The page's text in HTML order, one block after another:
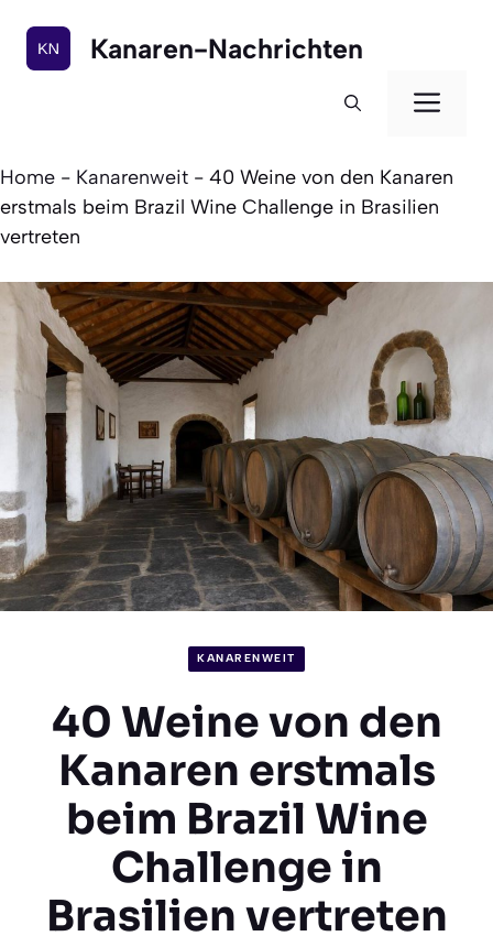
Inhalt
springen
Kanaren-Nachrichten
Home - Kanarenweit - 40 Weine von den Kanaren
erstmals beim Brazil Wine Challenge in Brasilien
vertreten
KANARENWEIT
40 Weine von den
Kanaren erstmals
beim Brazil Wine
Challenge in
Brasilien vertreten